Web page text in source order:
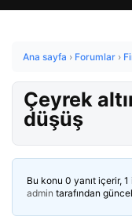
Ana sayfa › Forumlar ›
Çeyrek
düşüş
Bu konu 0 yanıt içerir,
admin tarafından